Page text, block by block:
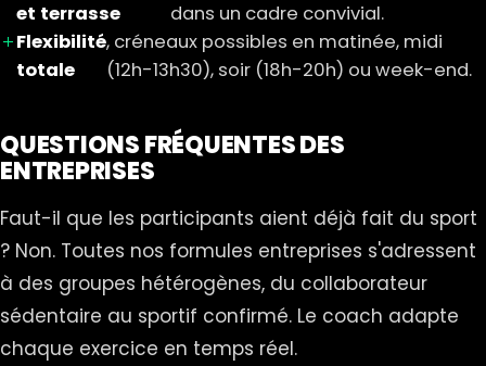
et terrasse
dans un cadre convivial.
Flexibilité
totale
, créneaux possibles en matinée, midi
(12h-13h30), soir (18h-20h) ou week-end.
QUESTIONS FRÉQUENTES DES
ENTREPRISES
Faut-il que les participants aient déjà fait du sport
? Non. Toutes nos formules entreprises s'adressent
à des groupes hétérogènes, du collaborateur
sédentaire au sportif confirmé. Le coach adapte
chaque exercice en temps réel.